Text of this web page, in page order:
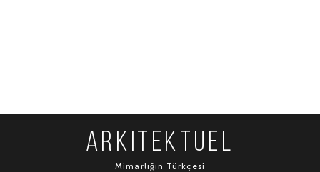
ARKITEKTUEL
Mimarlığın Türkçesi